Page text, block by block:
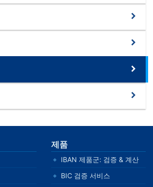
제품
IBAN 제품군: 검증 & 계산
BIC 검증 서비스